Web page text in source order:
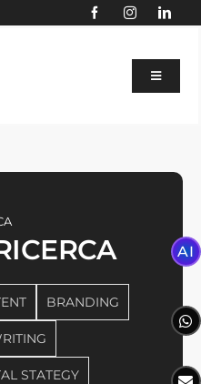
Toggle
BRANDING
STATEGY
AI